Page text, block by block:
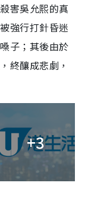
害吳允熙的真
強行打針昏迷
子；其後由於
終釀成悲劇，
+3